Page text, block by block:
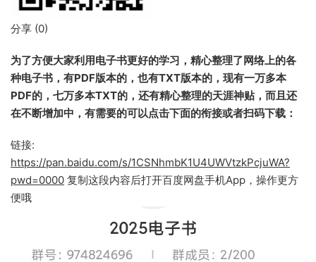
分享 (0)
为了方便大家利用电子书更好的学习，精心整理了网络上的各
种电子书，有PDF版本的，也有TXT版本的，现有一万多本
PDF的，七万多本TXT的，还有精心整理的天涯神贴，而且还
在不断增加中，有需要的可以点击下面的衔接或者扫码下载：
链接:
https://pan.baidu.com/s/1CSNhmbK1U4UWVtzkPcjuWA?
pwd=0000 复制这段内容后打开百度网盘手机App，操作更方
便哦